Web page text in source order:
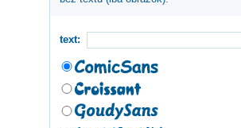
text: